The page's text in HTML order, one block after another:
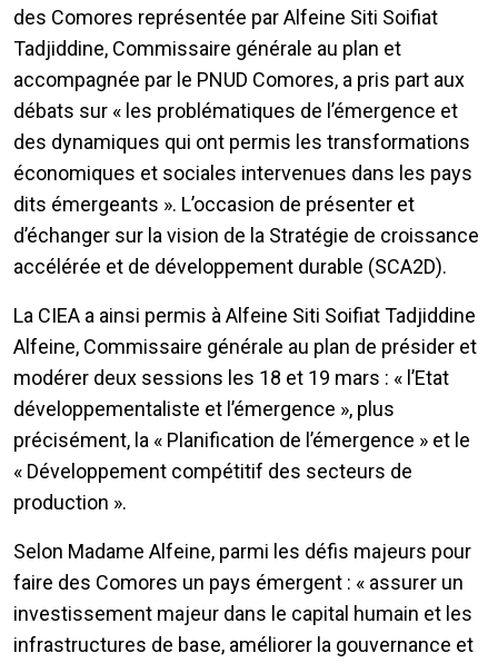
des Comores représentée par Alfeine Siti Soifiat
Tadjiddine, Commissaire générale au plan et
accompagnée par le PNUD Comores, a pris part aux
débats sur « les problématiques de l’émergence et
des dynamiques qui ont permis les transformations
économiques et sociales intervenues dans les pays
dits émergeants ». L’occasion de présenter et
d’échanger sur la vision de la Stratégie de croissance
accélérée et de développement durable (SCA2D).
La CIEA a ainsi permis à Alfeine Siti Soifiat Tadjiddine
Alfeine, Commissaire générale au plan de présider et
modérer deux sessions les 18 et 19 mars : « l’Etat
développementaliste et l’émergence », plus
précisément, la « Planification de l’émergence » et le
« Développement compétitif des secteurs de
production ».
Selon Madame Alfeine, parmi les défis majeurs pour
faire des Comores un pays émergent : « assurer un
investissement majeur dans le capital humain et les
infrastructures de base, améliorer la gouvernance et